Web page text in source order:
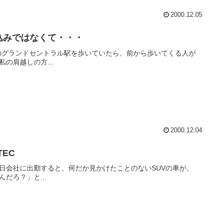
2000.12.05
みではなくて・・・
グランドセントラル駅を歩いていたら、前から歩いてくる人が
の肩越しの方...
2000.12.04
会社に出勤すると、何だか見かけたことのないSUVの車が。
だろ？」と...